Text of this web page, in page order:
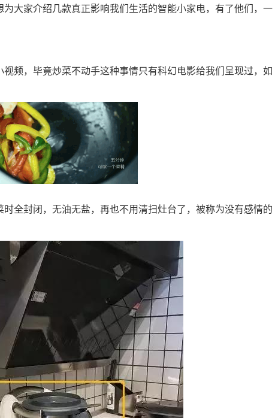
大家介绍几款真正影响我们生活的智能小家电，有了他们，一
频，毕竟炒菜不动手这种事情只有科幻电影给我们呈现过，如
全封闭，无油无盐，再也不用清扫灶台了，被称为没有感情的